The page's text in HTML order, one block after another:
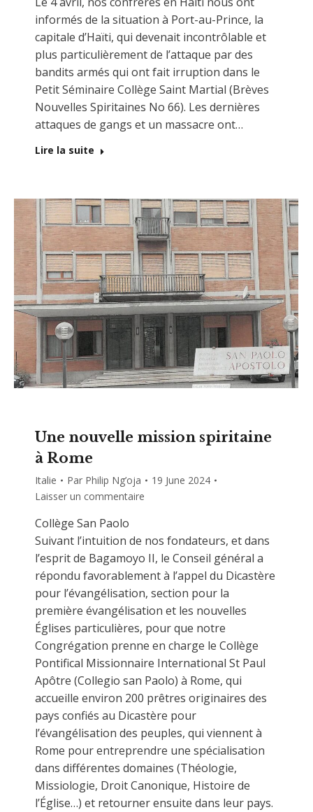
informés de la situation à Port-au-Prince, la
capitale d’Haïti, qui devenait incontrôlable et
plus particulièrement de l’attaque par des
bandits armés qui ont fait irruption dans le
Petit Séminaire Collège Saint Martial (Brèves
Nouvelles Spiritaines No 66). Les dernières
attaques de gangs et un massacre ont…
Lire la suite
Une nouvelle mission spiritaine
à Rome
Italie Par Philip Ng’oja
19 June 2024
Laisser un commentaire
Collège San Paolo
Suivant l’intuition de nos fondateurs, et dans
l’esprit de Bagamoyo II, le Conseil général a
répondu favorablement à l’appel du Dicastère
pour l’évangélisation, section pour la
première évangélisation et les nouvelles
Églises particulières, pour que notre
Congrégation prenne en charge le Collège
Pontifical Missionnaire International St Paul
Apôtre (Collegio san Paolo) à Rome, qui
accueille environ 200 prêtres originaires des
pays confiés au Dicastère pour
l’évangélisation des peuples, qui viennent à
Rome pour entreprendre une spécialisation
dans différentes domaines (Théologie,
Missiologie, Droit Canonique, Histoire de
l’Église…) et retourner ensuite dans leur pays.